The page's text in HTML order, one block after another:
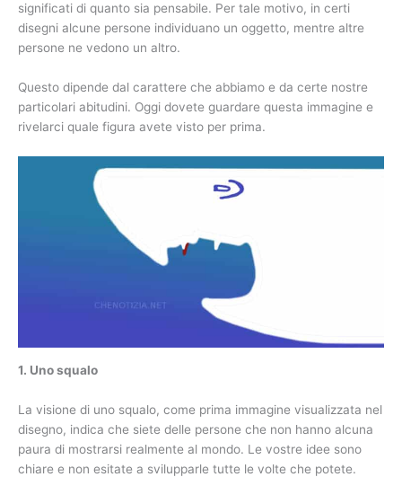
significati di quanto sia pensabile. Per tale motivo, in certi
disegni alcune persone individuano un oggetto, mentre altre
persone ne vedono un altro.
Questo dipende dal carattere che abbiamo e da certe nostre
particolari abitudini. Oggi dovete guardare questa immagine e
rivelarci quale figura avete visto per prima.
1. Uno squalo
La visione di uno squalo, come prima immagine visualizzata nel
disegno, indica che siete delle persone che non hanno alcuna
paura di mostrarsi realmente al mondo. Le vostre idee sono
chiare e non esitate a svilupparle tutte le volte che potete.